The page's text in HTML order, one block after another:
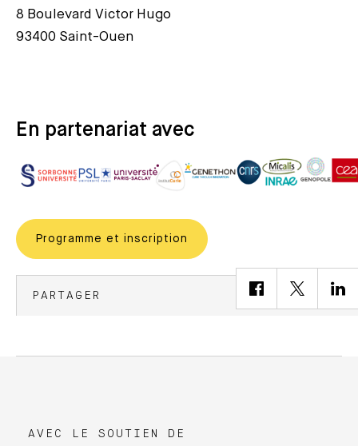
8 Boulevard Victor Hugo
93400 Saint-Ouen
En partenariat avec
Programme et inscription
PARTAGER
AVEC LE SOUTIEN DE